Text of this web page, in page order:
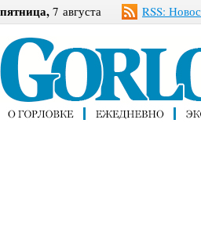
пятница, 7 августа RSS: